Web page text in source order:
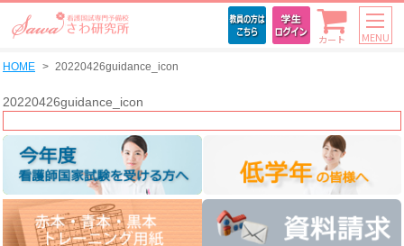
カート MENU
HOME 20220426guidance_icon
20220426guidance_icon